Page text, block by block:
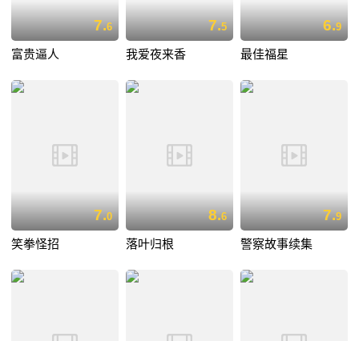
7.6
富贵逼人
7.5
我爱夜来香
6.9
最佳福星
7.0
笑拳怪招
8.6
落叶归根
7.9
警察故事续集